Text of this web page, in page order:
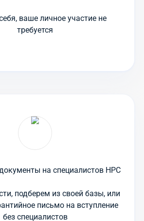
ваше личное участие не
требуется
на специалистов НРС
подберем из своей базы, или
письмо на вступление
без специалистов